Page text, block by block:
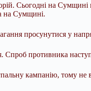
Сьогодні на
на Сумщині.
просунутися у
Спроб противника
кампанію, тому не